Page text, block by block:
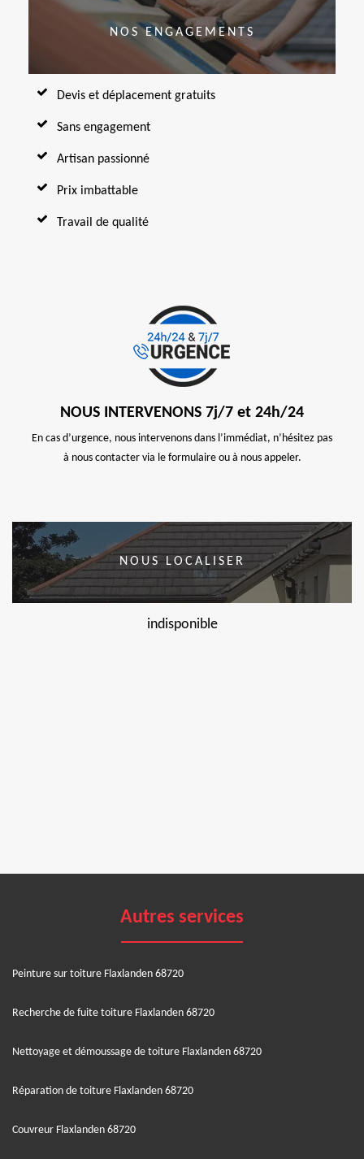
NOS ENGAGEMENTS
Devis et déplacement gratuits
Sans engagement
Artisan passionné
Prix imbattable
Travail de qualité
NOUS INTERVENONS 7j/7 et 24h/24
En cas d’urgence, nous intervenons dans l’immédiat, n’hésitez pas
à nous contacter via le formulaire ou à nous appeler.
NOUS LOCALISER
indisponible
Autres services
Peinture sur toiture Flaxlanden 68720
Recherche de fuite toiture Flaxlanden 68720
Nettoyage et démoussage de toiture Flaxlanden 68720
Réparation de toiture Flaxlanden 68720
Couvreur Flaxlanden 68720